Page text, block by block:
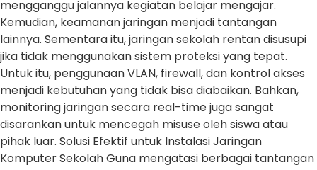
mengganggu jalannya kegiatan belajar mengajar.
Kemudian, keamanan jaringan menjadi tantangan
lainnya. Sementara itu, jaringan sekolah rentan disusupi
jika tidak menggunakan sistem proteksi yang tepat.
Untuk itu, penggunaan VLAN, firewall, dan kontrol akses
menjadi kebutuhan yang tidak bisa diabaikan. Bahkan,
monitoring jaringan secara real-time juga sangat
disarankan untuk mencegah misuse oleh siswa atau
pihak luar. Solusi Efektif untuk Instalasi Jaringan
Komputer Sekolah Guna mengatasi berbagai tantangan